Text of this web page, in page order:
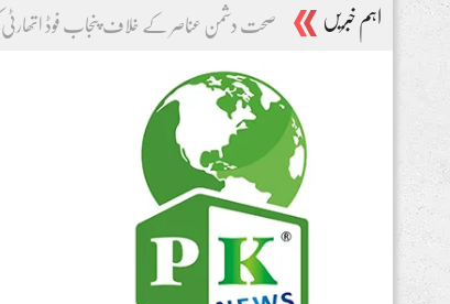
اہم خبریں -